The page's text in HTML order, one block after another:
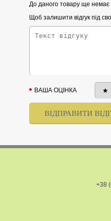
До даного товару ще немає
Щоб залишити відгук під
ВАША ОЦІНКА
+38